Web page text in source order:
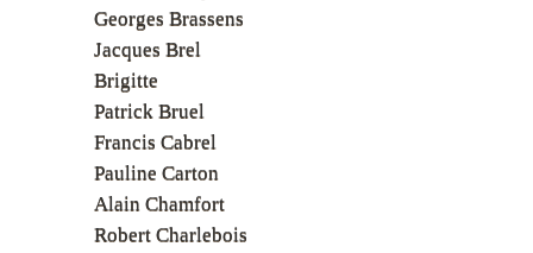
Georges Brassens
Jacques Brel
Brigitte
Patrick Bruel
Francis Cabrel
Pauline Carton
Alain Chamfort
Robert Charlebois